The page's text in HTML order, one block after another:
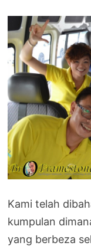
Kami telah
kumpulan
yang berbeza